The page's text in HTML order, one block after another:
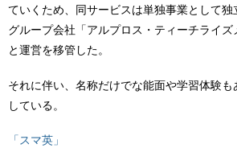
ていくため、同サービスは単独事業として
グループ会社「アルプロス・ティーチライ
と運営を移管した。
それに伴い、名称だけでな能面や学習体験も
している。
「スマ英」